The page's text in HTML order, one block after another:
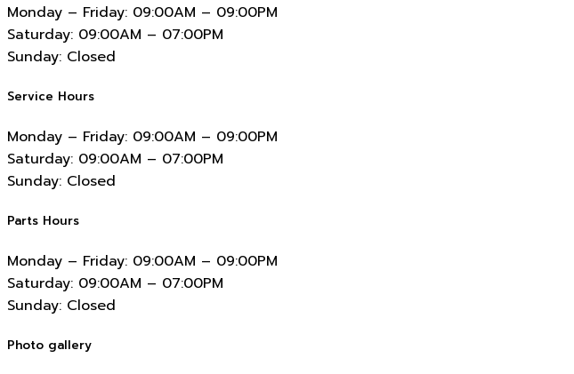
Monday – Friday: 09:00AM – 09:00PM
Saturday: 09:00AM – 07:00PM
Sunday: Closed
Service Hours
Monday – Friday: 09:00AM – 09:00PM
Saturday: 09:00AM – 07:00PM
Sunday: Closed
Parts Hours
Monday – Friday: 09:00AM – 09:00PM
Saturday: 09:00AM – 07:00PM
Sunday: Closed
Photo gallery